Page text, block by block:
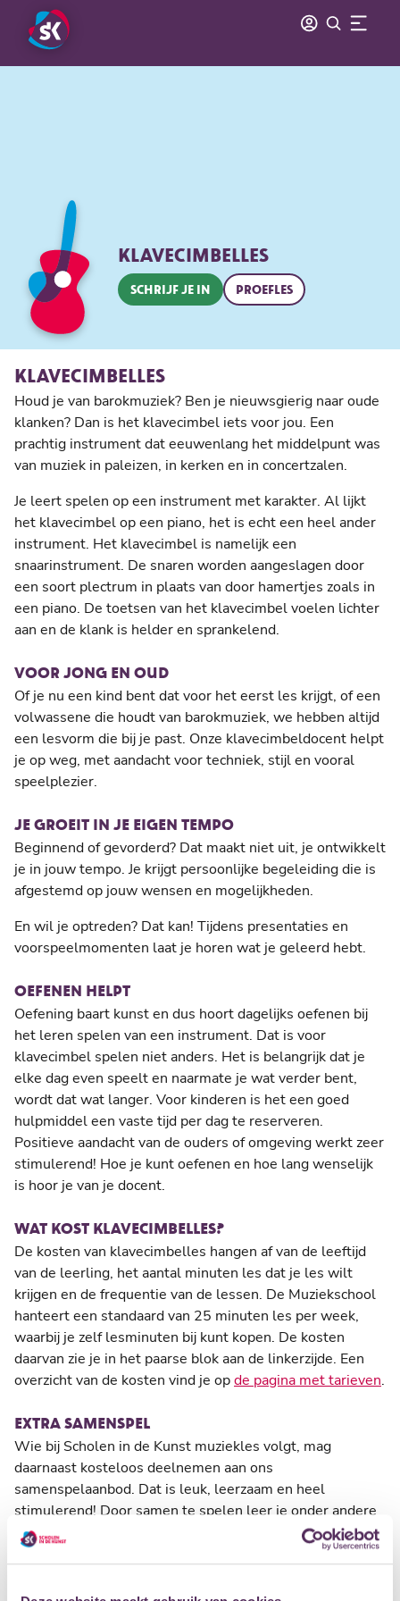
KLAVECIMBELLES
SCHRIJF JE IN PROEFLES
KLAVECIMBELLES
Houd je van barokmuziek? Ben je nieuwsgierig naar oude
klanken? Dan is het klavecimbel iets voor jou. Een
prachtig instrument dat eeuwenlang het middelpunt was
van muziek in paleizen, in kerken en in concertzalen.
Je leert spelen op een instrument met karakter. Al lijkt
het klavecimbel op een piano, het is echt een heel ander
instrument. Het klavecimbel is namelijk een
snaarinstrument. De snaren worden aangeslagen door
een soort plectrum in plaats van door hamertjes zoals in
een piano. De toetsen van het klavecimbel voelen lichter
aan en de klank is helder en sprankelend.
VOOR JONG EN OUD
Of je nu een kind bent dat voor het eerst les krijgt, of een
volwassene die houdt van barokmuziek, we hebben altijd
een lesvorm die bij je past. Onze klavecimbeldocent helpt
je op weg, met aandacht voor techniek, stijl en vooral
speelplezier.
JE GROEIT IN JE EIGEN TEMPO
Beginnend of gevorderd? Dat maakt niet uit, je ontwikkelt
je in jouw tempo. Je krijgt persoonlijke begeleiding die is
afgestemd op jouw wensen en mogelijkheden.
En wil je optreden? Dat kan! Tijdens presentaties en
voorspeelmomenten laat je horen wat je geleerd hebt.
OEFENEN HELPT
Oefening baart kunst en dus hoort dagelijks oefenen bij
het leren spelen van een instrument. Dat is voor
klavecimbel spelen niet anders. Het is belangrijk dat je
elke dag even speelt en naarmate je wat verder bent,
wordt dat wat langer. Voor kinderen is het een goed
hulpmiddel een vaste tijd per dag te reserveren.
Positieve aandacht van de ouders of omgeving werkt zeer
stimulerend! Hoe je kunt oefenen en hoe lang wenselijk
is hoor je van je docent.
WAT KOST KLAVECIMBELLES?
De kosten van klavecimbelles hangen af van de leeftijd
van de leerling, het aantal minuten les dat je les wilt
krijgen en de frequentie van de lessen. De Muziekschool
hanteert een standaard van 25 minuten les per week,
waarbij je zelf lesminuten bij kunt kopen. De kosten
daarvan zie je in het paarse blok aan de linkerzijde. Een
overzicht van de kosten vind je opde pagina met tarieven.
EXTRA SAMENSPEL
Wie bij Scholen in de Kunst muziekles volgt, mag
daarnaast kosteloos deelnemen aan ons
samenspelaanbod. Dat is leuk, leerzaam en heel
stimulerend! Door samen te spelen leer je onder andere
om goed naar elkaar te luisteren, samen te ademen,
samen te articuleren en goed op elkaar af te stemmen.
instrument. Daarom is er bij Scholen in de Kunst een